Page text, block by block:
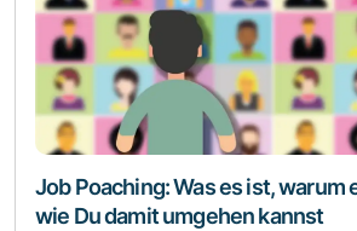
Job Poaching: Was es ist, warum
wie Du damit umgehen kannst